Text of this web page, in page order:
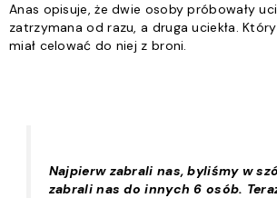
Anas opisuje, że dwie osoby próbowały
zatrzymana od razu, a druga uciekła.
miał celować do niej z broni.
Najpierw zabrali nas, byliśmy w
zabrali nas do innych 6 osób.